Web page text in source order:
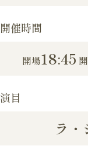
開催時間
開場18:45
演目
ラ